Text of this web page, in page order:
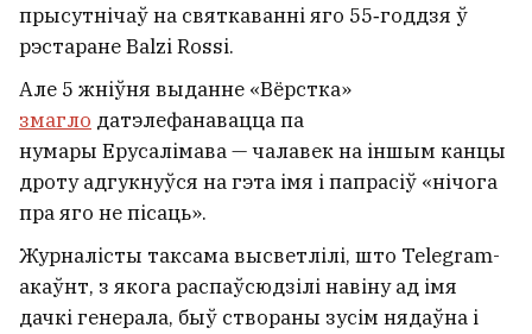
прысутнічаў на святкаванні яго 55‑годдзя ў
рэстаране Balzi Rossi.
Але 5 жніўня выданне «Вёрстка»
змагло датэлефанавацца па
нумары Ерусалімава — чалавек на іншым канцы
дроту адгукнуўся на гэта імя і папрасіў «нічога
пра яго не пісаць».
Журналісты таксама высветлілі, што Telegram-
акаўнт, з якога распаўсюдзілі навіну ад імя
дачкі генерала, быў створаны зусім нядаўна і